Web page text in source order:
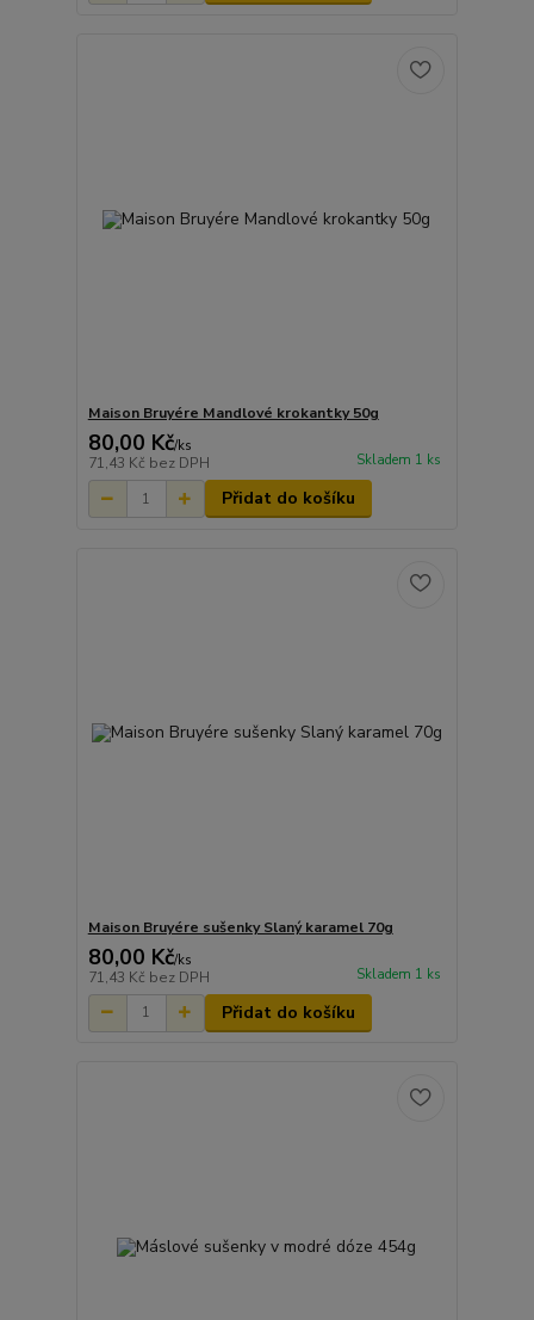
Maison Bruyére Mandlové krokantky 50g
80,00 Kč/ks
71,43 Kč bez DPH Skladem 1 ks
Přidat do košíku
Maison Bruyére sušenky Slaný karamel 70g
80,00 Kč/ks
71,43 Kč bez DPH Skladem 1 ks
Přidat do košíku